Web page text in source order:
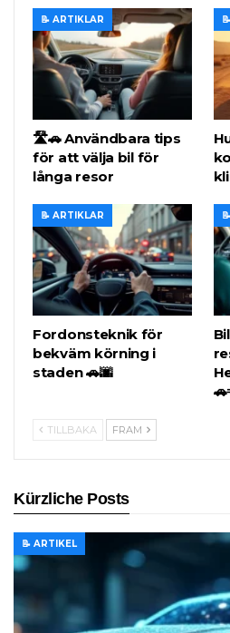
📝 ARTIKLAR
🛣️🚗 Användbara tips
för att välja bil för
långa resor
📝 ARTIKLAR
Fordonsteknik för
bekväm körning i
staden 🚗🌆
TILLBAKA FRAM
Kürzliche Posts
📝 ARTIKEL